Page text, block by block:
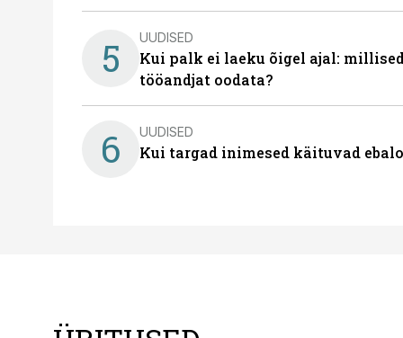
5 UUDISED
Kui palk ei laeku õigel ajal:
tööandjat oodata?
6 UUDISED
Kui targad inimesed käituvad